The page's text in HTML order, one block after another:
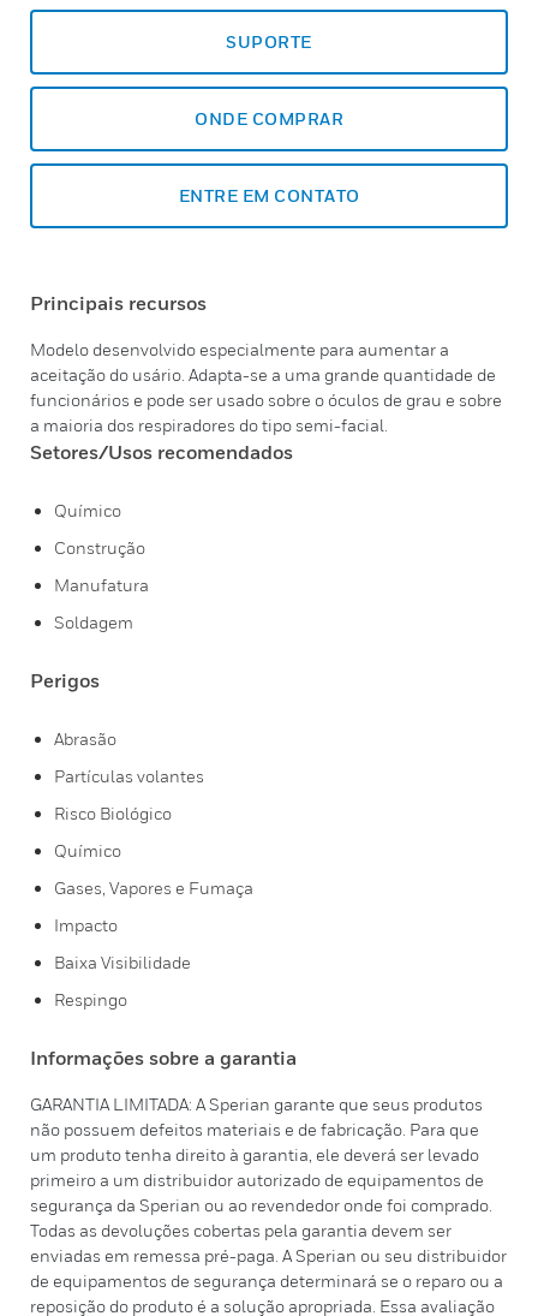
SUPORTE
ONDE COMPRAR
ENTRE EM CONTATO
Principais recursos
Modelo desenvolvido especialmente para aumentar a
aceitação do usário. Adapta-se a uma grande quantidade de
funcionários e pode ser usado sobre o óculos de grau e sobre
a maioria dos respiradores do tipo semi-facial.
Setores/Usos recomendados
Químico
Construção
Manufatura
Soldagem
Perigos
Abrasão
Partículas volantes
Risco Biológico
Químico
Gases, Vapores e Fumaça
Impacto
Baixa Visibilidade
Respingo
Informações sobre a garantia
GARANTIA LIMITADA: A Sperian garante que seus produtos
não possuem defeitos materiais e de fabricação. Para que
um produto tenha direito à garantia, ele deverá ser levado
primeiro a um distribuidor autorizado de equipamentos de
segurança da Sperian ou ao revendedor onde foi comprado.
Todas as devoluções cobertas pela garantia devem ser
enviadas em remessa pré-paga. A Sperian ou seu distribuidor
de equipamentos de segurança determinará se o reparo ou a
reposição do produto é a solução apropriada. Essa avaliação